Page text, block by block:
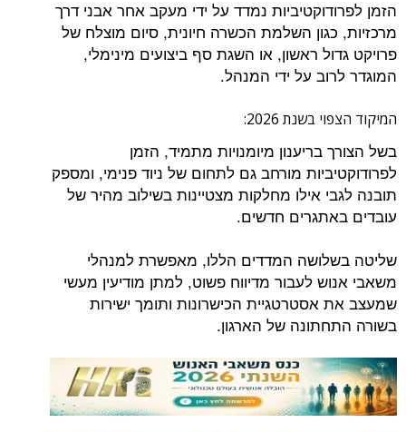
הזמן לפרודוקטיביות נמדד על ידי מעקב אחר אבני דרך
מרכזיות, כגון השלמת הכשרה חיונית, סיום מוצלח של
פרויקט גדול ראשון, או השגת סף ביצועים מינימלי,
המוגדר לרוב על ידי המנהל.
המיקוד הצפוי בשנת 2026:
בשל הצורך בריענון מיומנויות מתמיד, הזמן
לפרודוקטיביות מורחב גם לתחום של ניוד פנימי, ומספק
תובנה לגבי אילו מחלקות מצטיינות בשילוב מהיר של
עובדים באתגרים חדשים.
שליטה בשלושה המדדים הללו, מאפשרת למנהלי
משאבי אנוש לעבור מדיווח פשוט, למתן מודיעין מעשי
שמעצב את אסטרטגיית הכישרונות ותומך ישירות
בשורה התחתונה של הארגון.